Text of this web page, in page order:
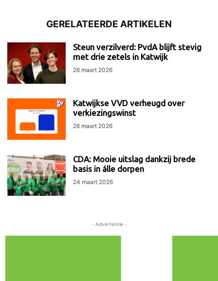
GERELATEERDE ARTIKELEN
Steun verzilverd: PvdA blijft stevig
met drie zetels in Katwijk
26 maart 2026
Katwijkse VVD verheugd over
verkiezingswinst
26 maart 2026
CDA: Mooie uitslag dankzij brede
basis in álle dorpen
24 maart 2026
- Advertentie -